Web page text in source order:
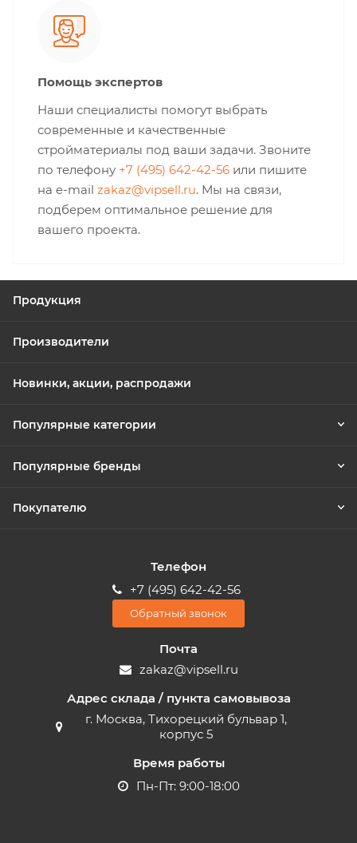
Помощь экспертов
Наши специалисты помогут выбрать
современные и качественные
стройматериалы под ваши задачи. Звоните
по телефону +7 (495) 642-42-56 или пишите
на e-mail zakaz@vipsell.ru. Мы на связи,
подберем оптимальное решение для
вашего проекта.
Продукция
Производители
Новинки, акции, распродажи
Популярные категории
Популярные бренды
Покупателю
Телефон
+7 (495) 642-42-56
Обратный звонок
Почта
zakaz@vipsell.ru
Адрес склада / пункта самовывоза
г. Москва, Тихорецкий бульвар 1,
корпус 5
Время работы
Пн-Пт: 9:00-18:00